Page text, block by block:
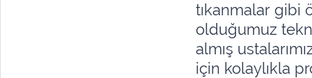
tıkanmalar gibi
olduğumuz
almış
için kolaylıkla